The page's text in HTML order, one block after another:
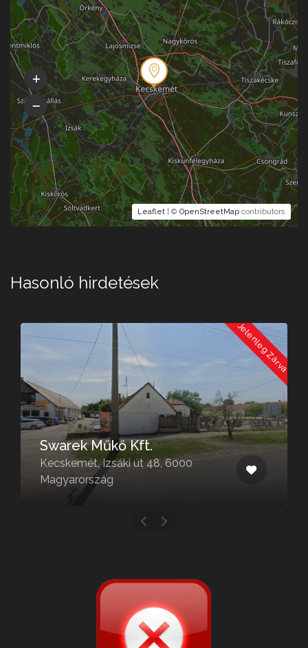
Leaflet | © OpenStreetMap contributors
Hasonló hirdetések
Jelenleg Zárva
Swarek Műkő Kft.
Kecskemét, Izsáki út 48, 6000
Magyarország